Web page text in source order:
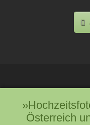
Österreich